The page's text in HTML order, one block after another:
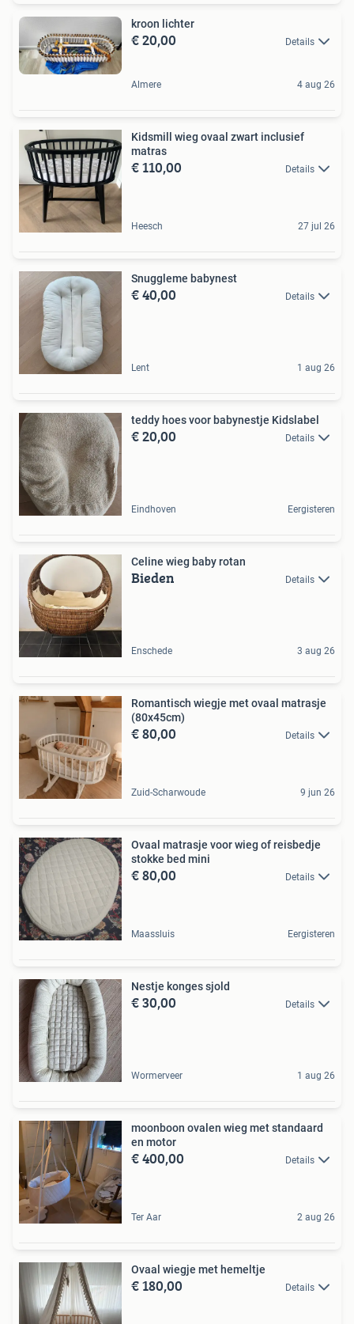
kroon lichter
€ 20,00 Details
Almere 4 aug 26
Kidsmill wieg ovaal zwart inclusief
matras
€ 110,00 Details
Heesch 27 jul 26
Snuggleme babynest
€ 40,00 Details
Lent 1 aug 26
teddy hoes voor babynestje Kidslabel
€ 20,00 Details
Eindhoven Eergisteren
Celine wieg baby rotan
Bieden Details
Enschede 3 aug 26
Romantisch wiegje met ovaal matrasje
(80x45cm)
€ 80,00 Details
Zuid-Scharwoude 9 jun 26
Ovaal matrasje voor wieg of reisbedje
stokke bed mini
€ 80,00 Details
Maassluis Eergisteren
Nestje konges sjold
€ 30,00 Details
Wormerveer 1 aug 26
moonboon ovalen wieg met standaard
en motor
€ 400,00 Details
Ter Aar 2 aug 26
Ovaal wiegje met hemeltje
€ 180,00 Details